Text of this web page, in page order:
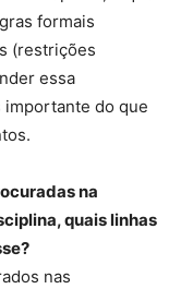
formais
(restrições
essa
importante do que
na
quais linhas
nas